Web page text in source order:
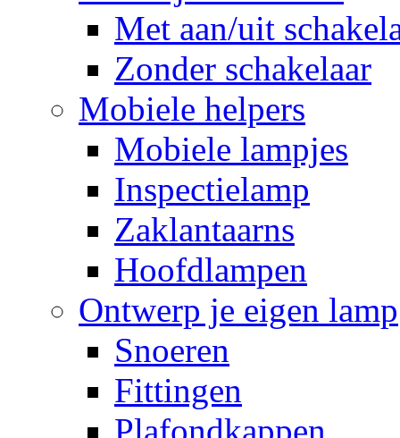
Met aan/uit
Zonder schakelaar
Mobiele helpers
Mobiele lampjes
Inspectielamp
Zaklantaarns
Hoofdlampen
Ontwerp je eigen lamp
Snoeren
Fittingen
Plafondkappen